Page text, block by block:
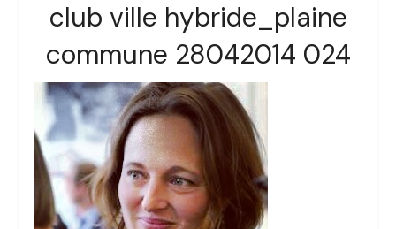
club ville hybride_plaine
commune 28042014 024